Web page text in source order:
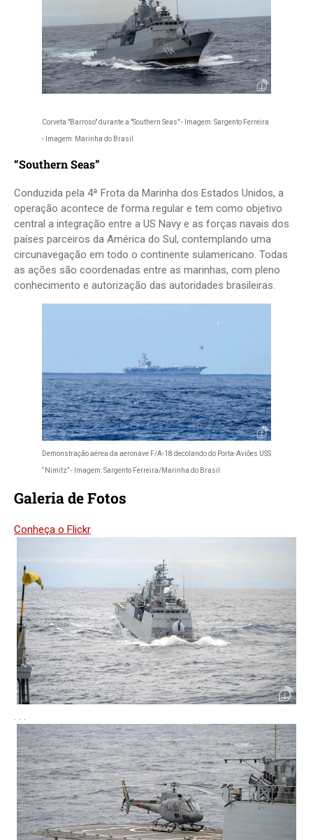
Corveta "Barroso" durante a "Southern Seas" - Imagem: Sargento Ferreira
- Imagem: Marinha do Brasil
“Southern Seas”
Conduzida pela 4ª Frota da Marinha dos Estados Unidos, a
operação acontece de forma regular e tem como objetivo
central a integração entre a US Navy e as forças navais dos
países parceiros da América do Sul, contemplando uma
circunavegação em todo o continente sulamericano. Todas
as ações são coordenadas entre as marinhas, com pleno
conhecimento e autorização das autoridades brasileiras.
Demonstração aérea da aeronave F/A-18 decolando do Porta-Aviões USS
“Nimitz” - Imagem: Sargento Ferreira/Marinha do Brasil
Galeria de Fotos
Conheça o Flickr
. . .